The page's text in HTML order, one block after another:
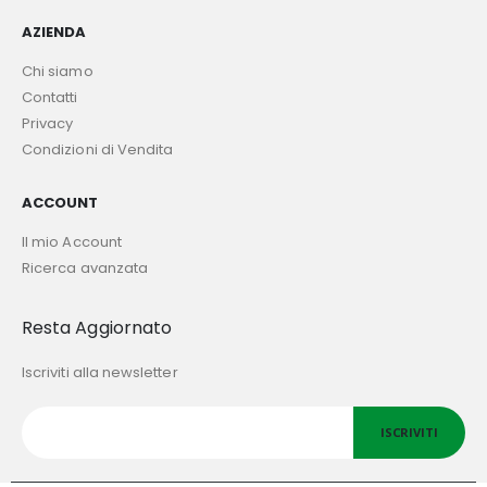
AZIENDA
Chi siamo
Contatti
Privacy
Condizioni di Vendita
ACCOUNT
Il mio Account
Ricerca avanzata
Resta Aggiornato
Iscriviti alla newsletter
ISCRIVITI